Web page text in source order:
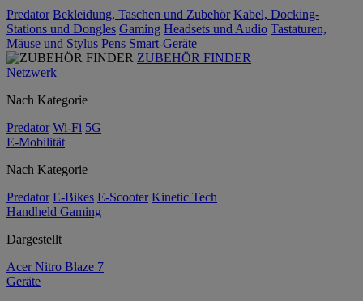
Predator Bekleidung, Taschen und Zubehör Kabel, Docking-
Stations und Dongles Gaming Headsets und Audio Tastaturen,
Mäuse und Stylus Pens Smart-Geräte
ZUBEHÖR FINDER
Netzwerk
Nach Kategorie
Predator Wi-Fi 5G
E-Mobilität
Nach Kategorie
Predator E-Bikes E-Scooter Kinetic Tech
Handheld Gaming
Dargestellt
Acer Nitro Blaze 7
Geräte